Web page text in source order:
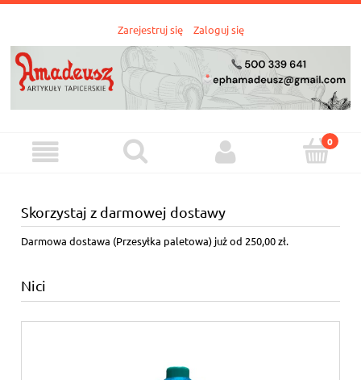
Zarejestruj się Zaloguj się
Skorzystaj z darmowej dostawy
Darmowa dostawa (Przesyłka paletowa) już od 250,00 zł.
Nici